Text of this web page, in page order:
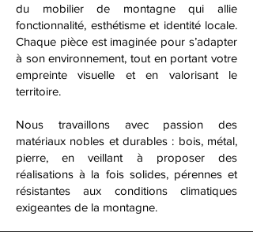
du mobilier de montagne qui allie
fonctionnalité, esthétisme et identité locale.
Chaque pièce est imaginée pour s’adapter
à son environnement, tout en portant votre
empreinte visuelle et en valorisant le
territoire.
Nous travaillons avec passion des
matériaux nobles et durables : bois, métal,
pierre, en veillant à proposer des
réalisations à la fois solides, pérennes et
résistantes aux conditions climatiques
exigeantes de la montagne.